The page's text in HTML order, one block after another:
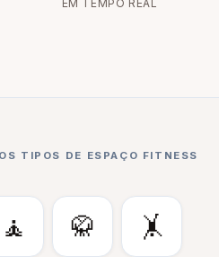
EM TEMPO REAL
TIPOS DE ESPAÇO FITNESS
🧘 🥋 🤸